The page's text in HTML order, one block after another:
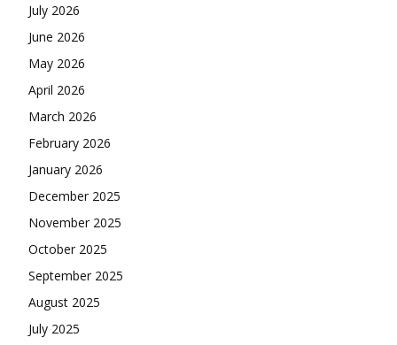
July 2026
June 2026
May 2026
April 2026
March 2026
February 2026
January 2026
December 2025
November 2025
October 2025
September 2025
August 2025
July 2025